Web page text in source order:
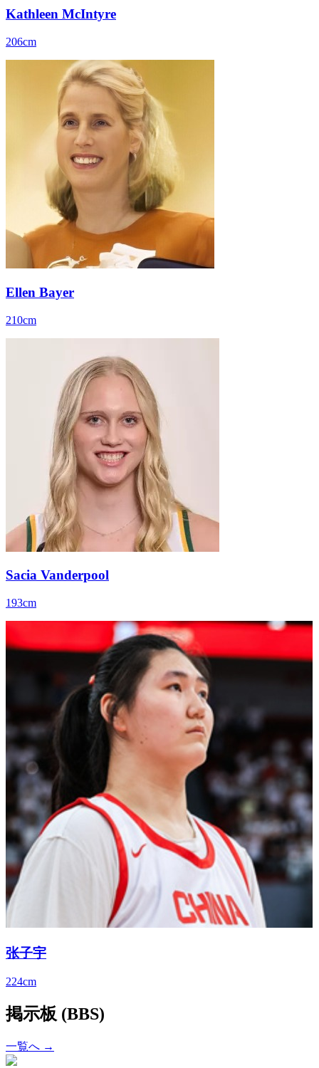
Kathleen McIntyre
206cm
Ellen Bayer
210cm
Sacia Vanderpool
193cm
张子宇
224cm
掲示板 (BBS)
一覧へ →